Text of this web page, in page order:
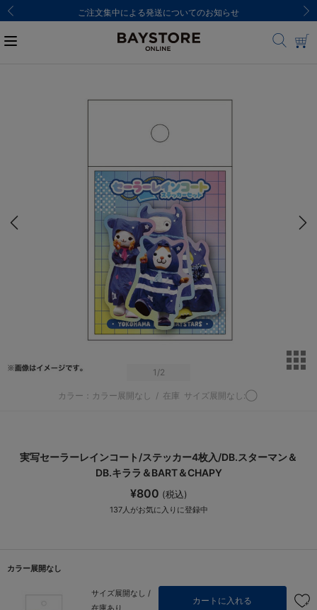
ご注文集中による発送についてのお知らせ
1 /2
カラー：カラー展開なし / 在庫 サイズ展開なし:◯
実写セーラーレインコート/ステッカー4枚入/DB.スターマン＆
DB.キララ＆BART＆CHAPY
¥800 (税込)
137人がお気に入りに登録中
カラー展開なし
サイズ展開なし /
在庫あり
カートに入れる